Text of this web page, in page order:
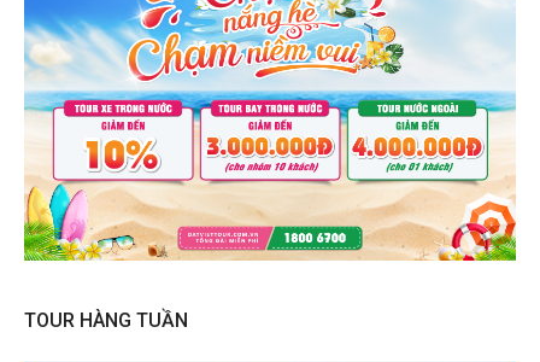
TOUR HÀNG TUẦN